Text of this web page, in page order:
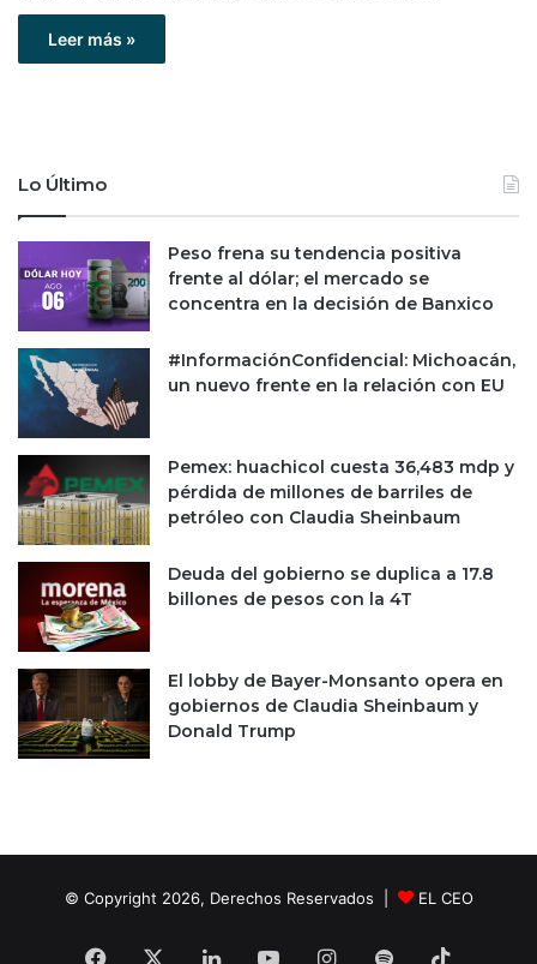
Leer más »
Lo Último
Peso frena su tendencia positiva
frente al dólar; el mercado se
concentra en la decisión de Banxico
#InformaciónConfidencial: Michoacán,
un nuevo frente en la relación con EU
Pemex: huachicol cuesta 36,483 mdp y
pérdida de millones de barriles de
petróleo con Claudia Sheinbaum
Deuda del gobierno se duplica a 17.8
billones de pesos con la 4T
El lobby de Bayer-Monsanto opera en
gobiernos de Claudia Sheinbaum y
Donald Trump
© Copyright 2026, Derechos Reservados | EL CEO
Facebook LinkedInYouTubeInstagram
Spotify